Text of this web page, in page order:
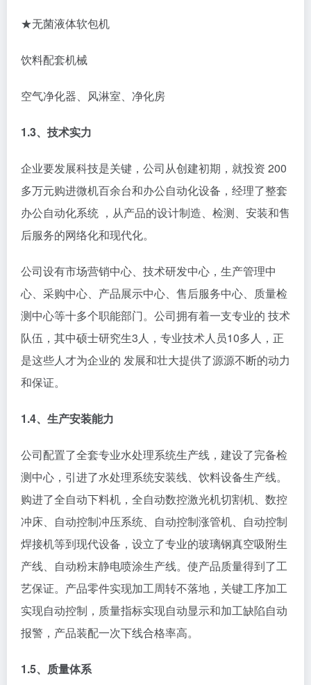
★无菌液体软包机
饮料配套机械
空气净化器、风淋室、净化房
1.3、技术实力
企业要发展科技是关键，公司从创建初期，就投资 200
多万元购进微机百余台和办公自动化设备，经理了整套
办公自动化系统 ，从产品的设计制造、检测、安装和售
后服务的网络化和现代化。
公司设有市场营销中心、技术研发中心，生产管理中
心、采购中心、产品展示中心、售后服务中心、质量检
测中心等十多个职能部门。公司拥有着一支专业的 技术
队伍，其中硕士研究生3人，专业技术人员10多人，正
是这些人才为企业的 发展和壮大提供了源源不断的动力
和保证。
1.4、生产安装能力
公司配置了全套专业水处理系统生产线，建设了完备检
测中心，引进了水处理系统安装线、饮料设备生产线。
购进了全自动下料机，全自动数控激光机切割机、数控
冲床、自动控制冲压系统、自动控制涨管机、自动控制
焊接机等到现代设备，设立了专业的玻璃钢真空吸附生
产线、自动粉末静电喷涂生产线。使产品质量得到了工
艺保证。产品零件实现加工周转不落地，关键工序加工
实现自动控制，质量指标实现自动显示和加工缺陷自动
报警，产品装配一次下线合格率高。
1.5、质量体系